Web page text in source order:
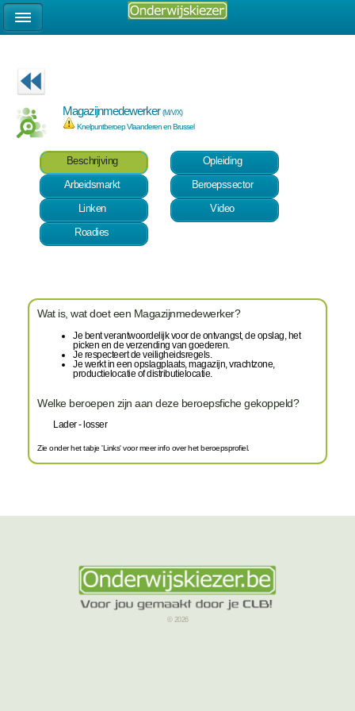
Magazijnmedewerker(M/V/X)
Knelpuntberoep Vlaanderen en Brussel
Beschrijving
Opleiding
Arbeidsmarkt
Beroepssector
Linken
Video
Roadies
Wat is, wat doet een Magazijnmedewerker?
Je bent verantwoordelijk voor de ontvangst, de opslag, het
picken en de verzending van goederen.
Je respecteert de veiligheidsregels.
Je werkt in een opslagplaats, magazijn, vrachtzone,
productielocatie of distributielocatie.
Welke beroepen zijn aan deze beroepsfiche gekoppeld?
Lader - losser
Zie onder het tabje 'Links' voor meer info over het beroepsprofiel.
© 2026